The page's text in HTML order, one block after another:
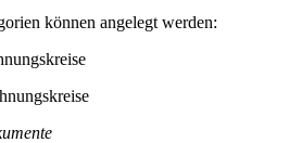
können angelegt werden: